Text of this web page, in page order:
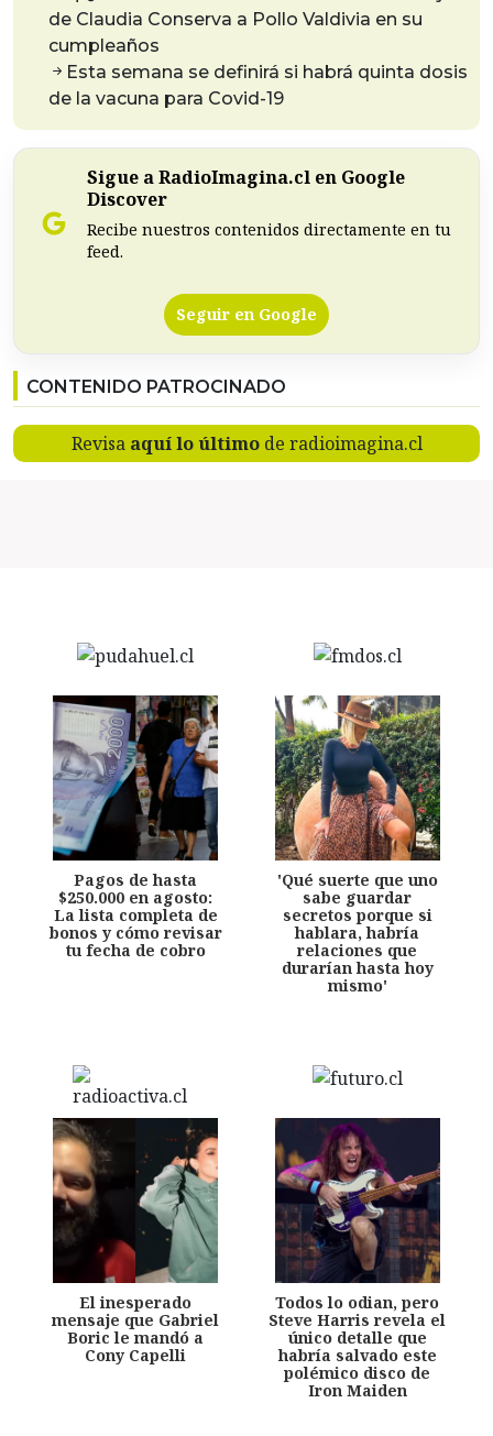
de Claudia Conserva a Pollo Valdivia en su
cumpleaños
Esta semana se definirá si habrá quinta dosis
de la vacuna para Covid-19
Sigue a RadioImagina.cl en Google
Discover
Recibe nuestros contenidos directamente en tu
feed.
Seguir en Google
CONTENIDO PATROCINADO
Revisa aquí lo últimode radioimagina.cl
Pagos de hasta
$250.000 en agosto:
La lista completa de
bonos y cómo revisar
tu fecha de cobro
'Qué suerte que uno
sabe guardar
secretos porque si
hablara, habría
relaciones que
durarían hasta hoy
mismo'
El inesperado
mensaje que Gabriel
Boric le mandó a
Cony Capelli
Todos lo odian, pero
Steve Harris revela el
único detalle que
habría salvado este
polémico disco de
Iron Maiden